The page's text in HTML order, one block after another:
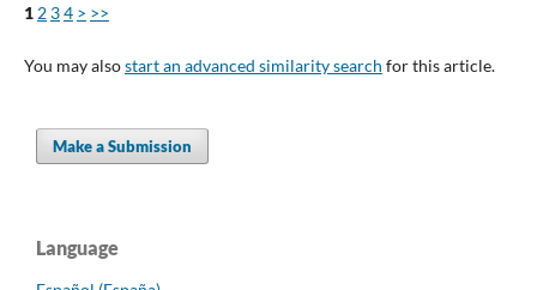
1 2 34 > >>
You may alsostart an advanced similarity search for this article.
Make a Submission
Language